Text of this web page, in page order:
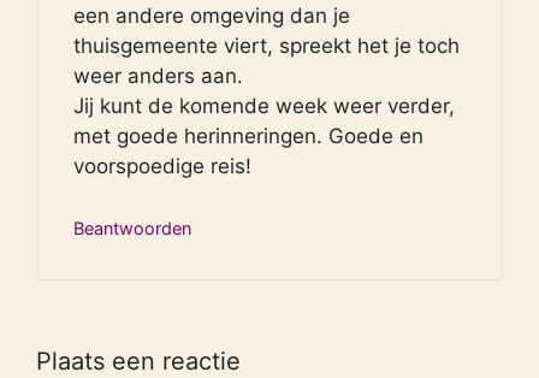
een andere omgeving dan je
thuisgemeente viert, spreekt het je toch
weer anders aan.
Jij kunt de komende week weer verder,
met goede herinneringen. Goede en
voorspoedige reis!
Beantwoorden
Plaats een reactie